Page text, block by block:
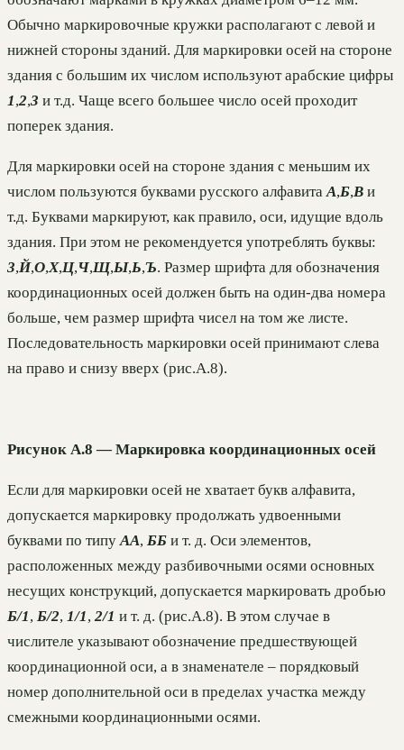
Обычно маркировочные кружки располагают с левой и
нижней стороны зданий. Для маркировки осей на стороне
здания с большим их числом используют арабские цифры
1,2,3 и т.д. Чаще всего большее число осей проходит
поперек здания.
Для маркировки осей на стороне здания с меньшим их
числом пользуются буквами русского алфавитаА,Б,В и
т.д. Буквами маркируют, как правило, оси, идущие вдоль
здания. При этом не рекомендуется употреблять буквы:
3,Й,О,X,Ц,Ч,Щ,Ы,Ь,Ъ. Размер шрифта для обозначения
координационных осей должен быть на один-два номера
больше, чем размер шрифта чисел на том же листе.
Последовательность маркировки осей принимают слева
на право и снизу вверх (рис.А.8).
Рисунок А.8 — Маркировка координационных осей
Если для маркировки осей не хватает букв алфавита,
допускается маркировку продолжать удвоенными
буквами по типуАА, ББ и т. д. Оси элементов,
расположенных между разбивочными осями основных
несущих конструкций, допускается маркировать дробью
Б/1, Б/2, 1/1,2/1 и т. д. (рис.А.8). В этом случае в
числителе указывают обозначение предшествующей
координационной оси, а в знаменателе – порядковый
номер дополнительной оси в пределах участка между
смежными координационными осями.